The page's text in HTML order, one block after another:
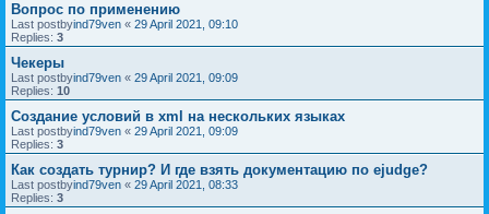
Вопрос по применению
Last postbyind79ven « 29 April 2021, 09:10
Replies: 3
Чекеры
Last postbyind79ven « 29 April 2021, 09:09
Replies: 10
Создание условий в xml на нескольких языках
Last postbyind79ven « 29 April 2021, 09:09
Replies: 3
Как создать турнир? И где взять документацию по ejudge?
Last postbyind79ven « 29 April 2021, 08:33
Replies: 3